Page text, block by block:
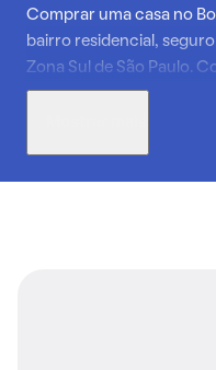
Comprar uma casa no
bairro residencial,
Zona Sul de São Paulo.
tranquilo e familiar, o
buscam conforto